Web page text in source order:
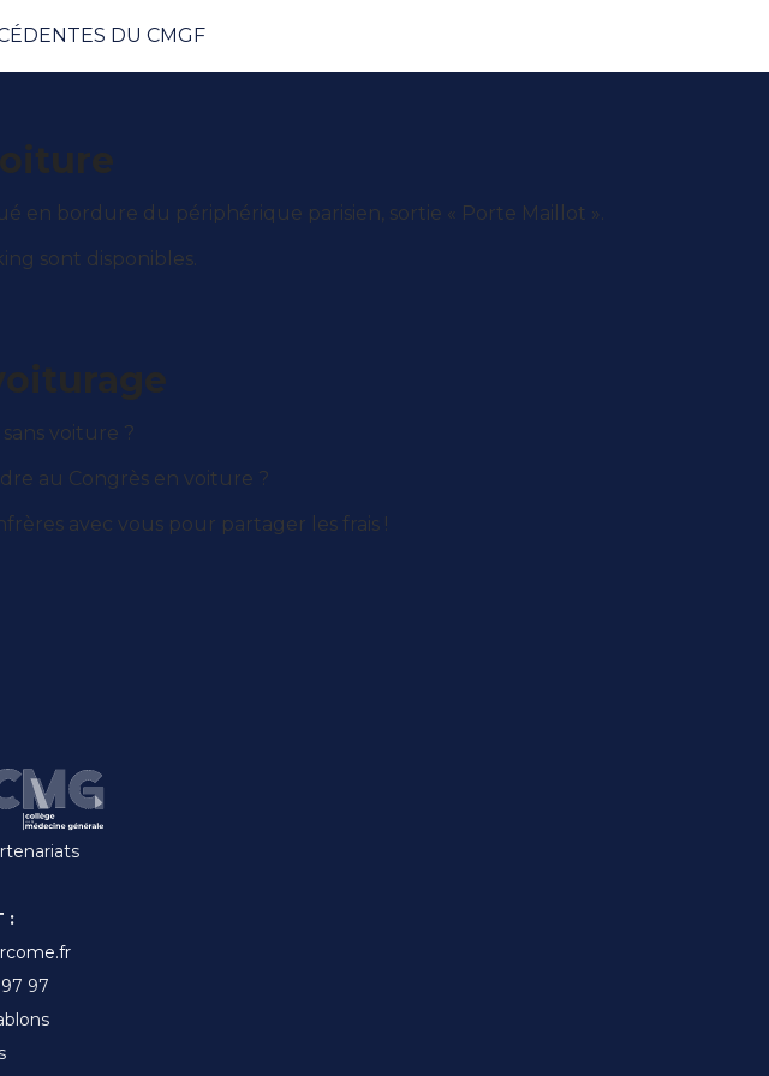
DU CMGF
en bordure du périphérique parisien, sortie « Porte Maillot ».
sont disponibles.
voiture ?
au Congrès en voiture ?
avec vous pour partager les frais !
:
97